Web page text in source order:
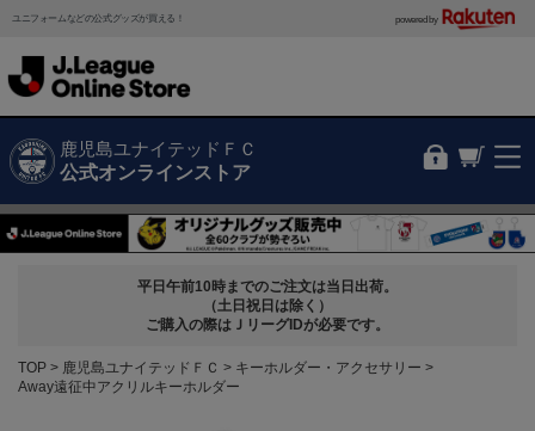
ユニフォームなどの公式グッズが買える！ powered by
鹿児島ユナイテッドＦＣ
公式オンラインストア
平日午前10時までのご注文は当日出荷。
（土日祝日は除く）
ご購入の際はＪリーグIDが必要です。
TOP 鹿児島ユナイテッドＦＣ
キーホルダー・アクセサリー
Away遠征中アクリルキーホルダー